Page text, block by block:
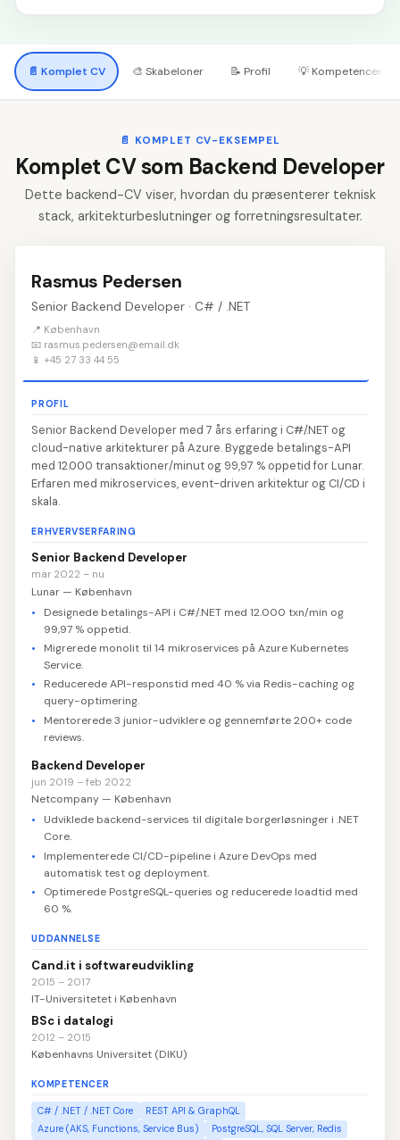
📄 Komplet CV 🎨 Skabeloner 📝 Profil 💡 Kompetencer
📄 KOMPLET CV-EKSEMPEL
Komplet CV som Backend Developer
Dette backend-CV viser, hvordan du præsenterer teknisk
stack, arkitekturbeslutninger og forretningsresultater.
Rasmus Pedersen
Senior Backend Developer · C# / .NET
📍 København
📧 rasmus.pedersen@email.dk
📱 +45 27 33 44 55
PROFIL
Senior Backend Developer med 7 års erfaring i C#/.NET og
cloud-native arkitekturer på Azure. Byggede betalings-API
med 12.000 transaktioner/minut og 99,97 % oppetid for Lunar.
Erfaren med mikroservices, event-driven arkitektur og CI/CD i
skala.
ERHVERVSERFARING
Senior Backend Developer
mar 2022 – nu
Lunar — København
Designede betalings-API i C#/.NET med 12.000 txn/min og
99,97 % oppetid.
Migrerede monolit til 14 mikroservices på Azure Kubernetes
Service.
Reducerede API-responstid med 40 % via Redis-caching og
query-optimering.
Mentorerede 3 junior-udviklere og gennemførte 200+ code
reviews.
Backend Developer
jun 2019 – feb 2022
Netcompany — København
Udviklede backend-services til digitale borgerløsninger i .NET
Core.
Implementerede CI/CD-pipeline i Azure DevOps med
automatisk test og deployment.
Optimerede PostgreSQL-queries og reducerede loadtid med
60 %.
UDDANNELSE
Cand.it i softwareudvikling
2015 – 2017
IT-Universitetet i København
BSc i datalogi
2012 – 2015
Københavns Universitet (DIKU)
KOMPETENCER
C# / .NET / .NET Core
REST API & GraphQL
Azure (AKS, Functions, Service Bus)
PostgreSQL, SQL Server, Redis